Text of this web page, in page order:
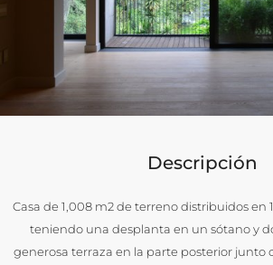
Descripción
Casa de 1,008 m2 de terreno distribuidos en
teniendo una desplanta en un sótano y
generosa terraza en la parte posterior junto